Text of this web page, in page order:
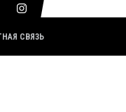
СВЯЗЬ